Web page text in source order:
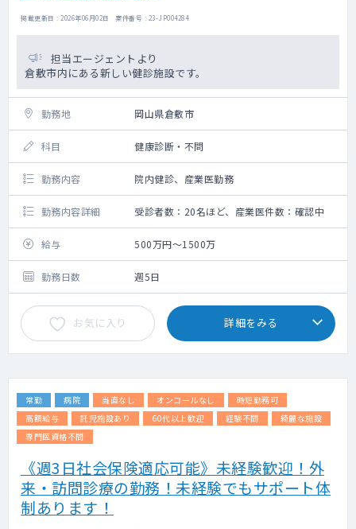
掲載更新日 : 2026年06月02日 案件番号 : 23-JP004284
担当エージェントより
倉敷市内にある新しい健診施設です。
勤務地 岡山県倉敷市
科目 健康診断・不問
勤務内容 院内健診、産業医勤務
勤務内容詳細 受診者数：20名ほど、産業医件数：確認中
給与 500万円～1500万
勤務日数 週5日
お気に入り 詳細をみる
常勤 病院 当直なし オンコールなし
時短勤務可
高額給与
託児施設あり 60代以上歓迎 経験不問
綺麗な施設
専門医資格不問
《週3日社会保険適応可能》未経験歓迎！外
来・訪問診療の勤務！未経験でもサポート体
制あります！